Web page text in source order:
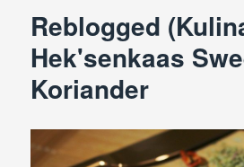
Reblogged
Hek'senkaas
Koriander